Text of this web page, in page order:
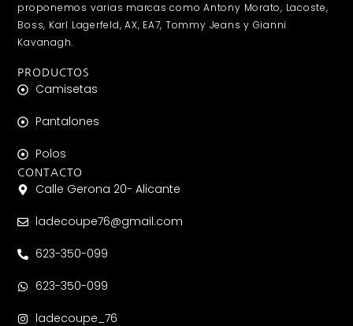
proponemos varias marcas como Antony Morato, Lacoste,
Boss, Karl Lagerfeld, AX, EA7, Tommy Jeans y Gianni
Kavanagh.
PRODUCTOS
Camisetas
Pantalones
Polos
CONTACTO
Calle Gerona 20- Alicante
ladecoupe76@gmail.com
623-350-099
623-350-099
ladecoupe_76